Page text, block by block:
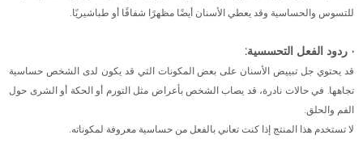
للتسوس والحساسية وقد يعطي الأسنان أيضًا مظهرًا شفافًا أو طباشيريًا.
· ردود الفعل التحسسية:
قد يحتوي جل تبييض الأسنان على بعض المكونات التي قد يكون لدى الشخص حساسية
تجاهها. في حالات نادرة، قد يصاب الشخص بأعراض مثل التورم أو الحكة أو الشرى حول
الفم والحلق.
لا تستخدم هذا المنتج إذا كنت تعاني بالفعل من حساسية معروفة لمكوناته.